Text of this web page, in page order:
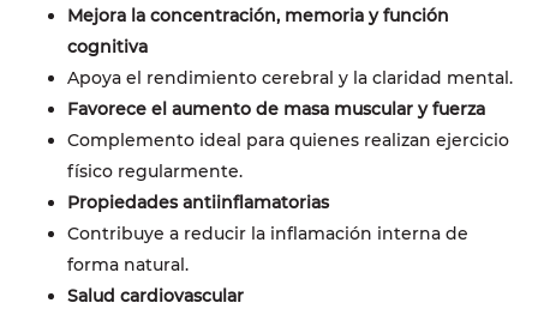
Mejora la concentración, memoria y función
cognitiva
Apoya el rendimiento cerebral y la claridad mental.
Favorece el aumento de masa muscular y fuerza
Complemento ideal para quienes realizan ejercicio
físico regularmente.
Propiedades antiinflamatorias
Contribuye a reducir la inflamación interna de
forma natural.
Salud cardiovascular